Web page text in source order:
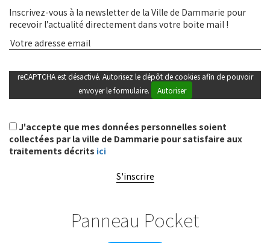
Inscrivez-vous à la newsletter de la Ville de Dammarie pour
recevoir l’actualité directement dans votre boite mail !
reCAPTCHA est désactivé. Autorisez le dépôt de cookies afin de pouvoir
envoyer le formulaire.
Autoriser
J'accepte que mes données personnelles soient
collectées par la ville de Dammarie pour satisfaire aux
traitements décrits ici
S'inscrire
Panneau Pocket